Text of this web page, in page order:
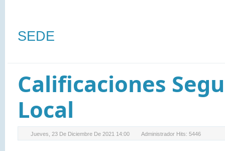
SEDE
Calificaciones
Local
Jueves, 23 De Diciembre De 2021 14:00 Administrador Hits: 5446